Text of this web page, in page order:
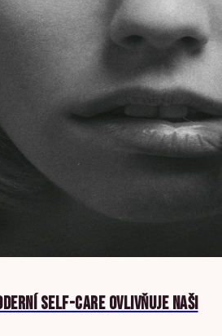
SELF-CARE OVLIVŇUJE NAŠI